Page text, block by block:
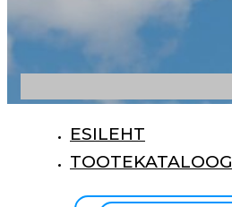
ESILEHT
TOOTEKATALOOG